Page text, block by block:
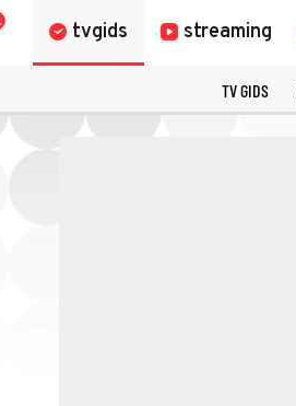
tvgids streaming
TV GIDS